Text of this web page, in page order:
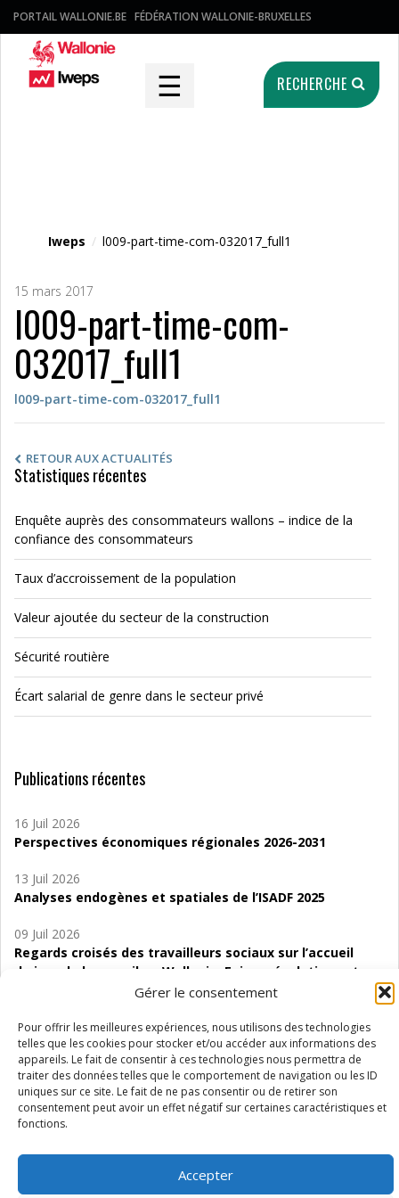
Gérer le consentement
Pour offrir les meilleures expériences, nous utilisons des technologies
telles que les cookies pour stocker et/ou accéder aux informations des
appareils. Le fait de consentir à ces technologies nous permettra de
traiter des données telles que le comportement de navigation ou les ID
uniques sur ce site. Le fait de ne pas consentir ou de retirer son
consentement peut avoir un effet négatif sur certaines caractéristiques et
fonctions.
Accepter
PORTAIL WALLONIE.BE FÉDÉRATION WALLONIE-BRUXELLES
☰ RECHERCHE
Iweps / l009-part-time-com-032017_full1
15 mars 2017
l009-part-time-com-
032017_full1
l009-part-time-com-032017_full1
RETOUR AUX ACTUALITÉS
Statistiques récentes
Enquête auprès des consommateurs wallons – indice de la
confiance des consommateurs
Taux d’accroissement de la population
Valeur ajoutée du secteur de la construction
Sécurité routière
Écart salarial de genre dans le secteur privé
Publications récentes
16 Juil 2026
Perspectives économiques régionales 2026-2031
13 Juil 2026
Analyses endogènes et spatiales de l’ISADF 2025
09 Juil 2026
Regards croisés des travailleurs sociaux sur l’accueil
de jour de bas seuil en Wallonie. Enjeux, évolutions et
06 Juil 2026
Étude d’évaluabilité des Structures
d’accompagnement à l’autocréation d’emploi (SAACE)
01 Juil 2026
Pénurie du personnel infirmier :quels indicateurs
Wallonie ?